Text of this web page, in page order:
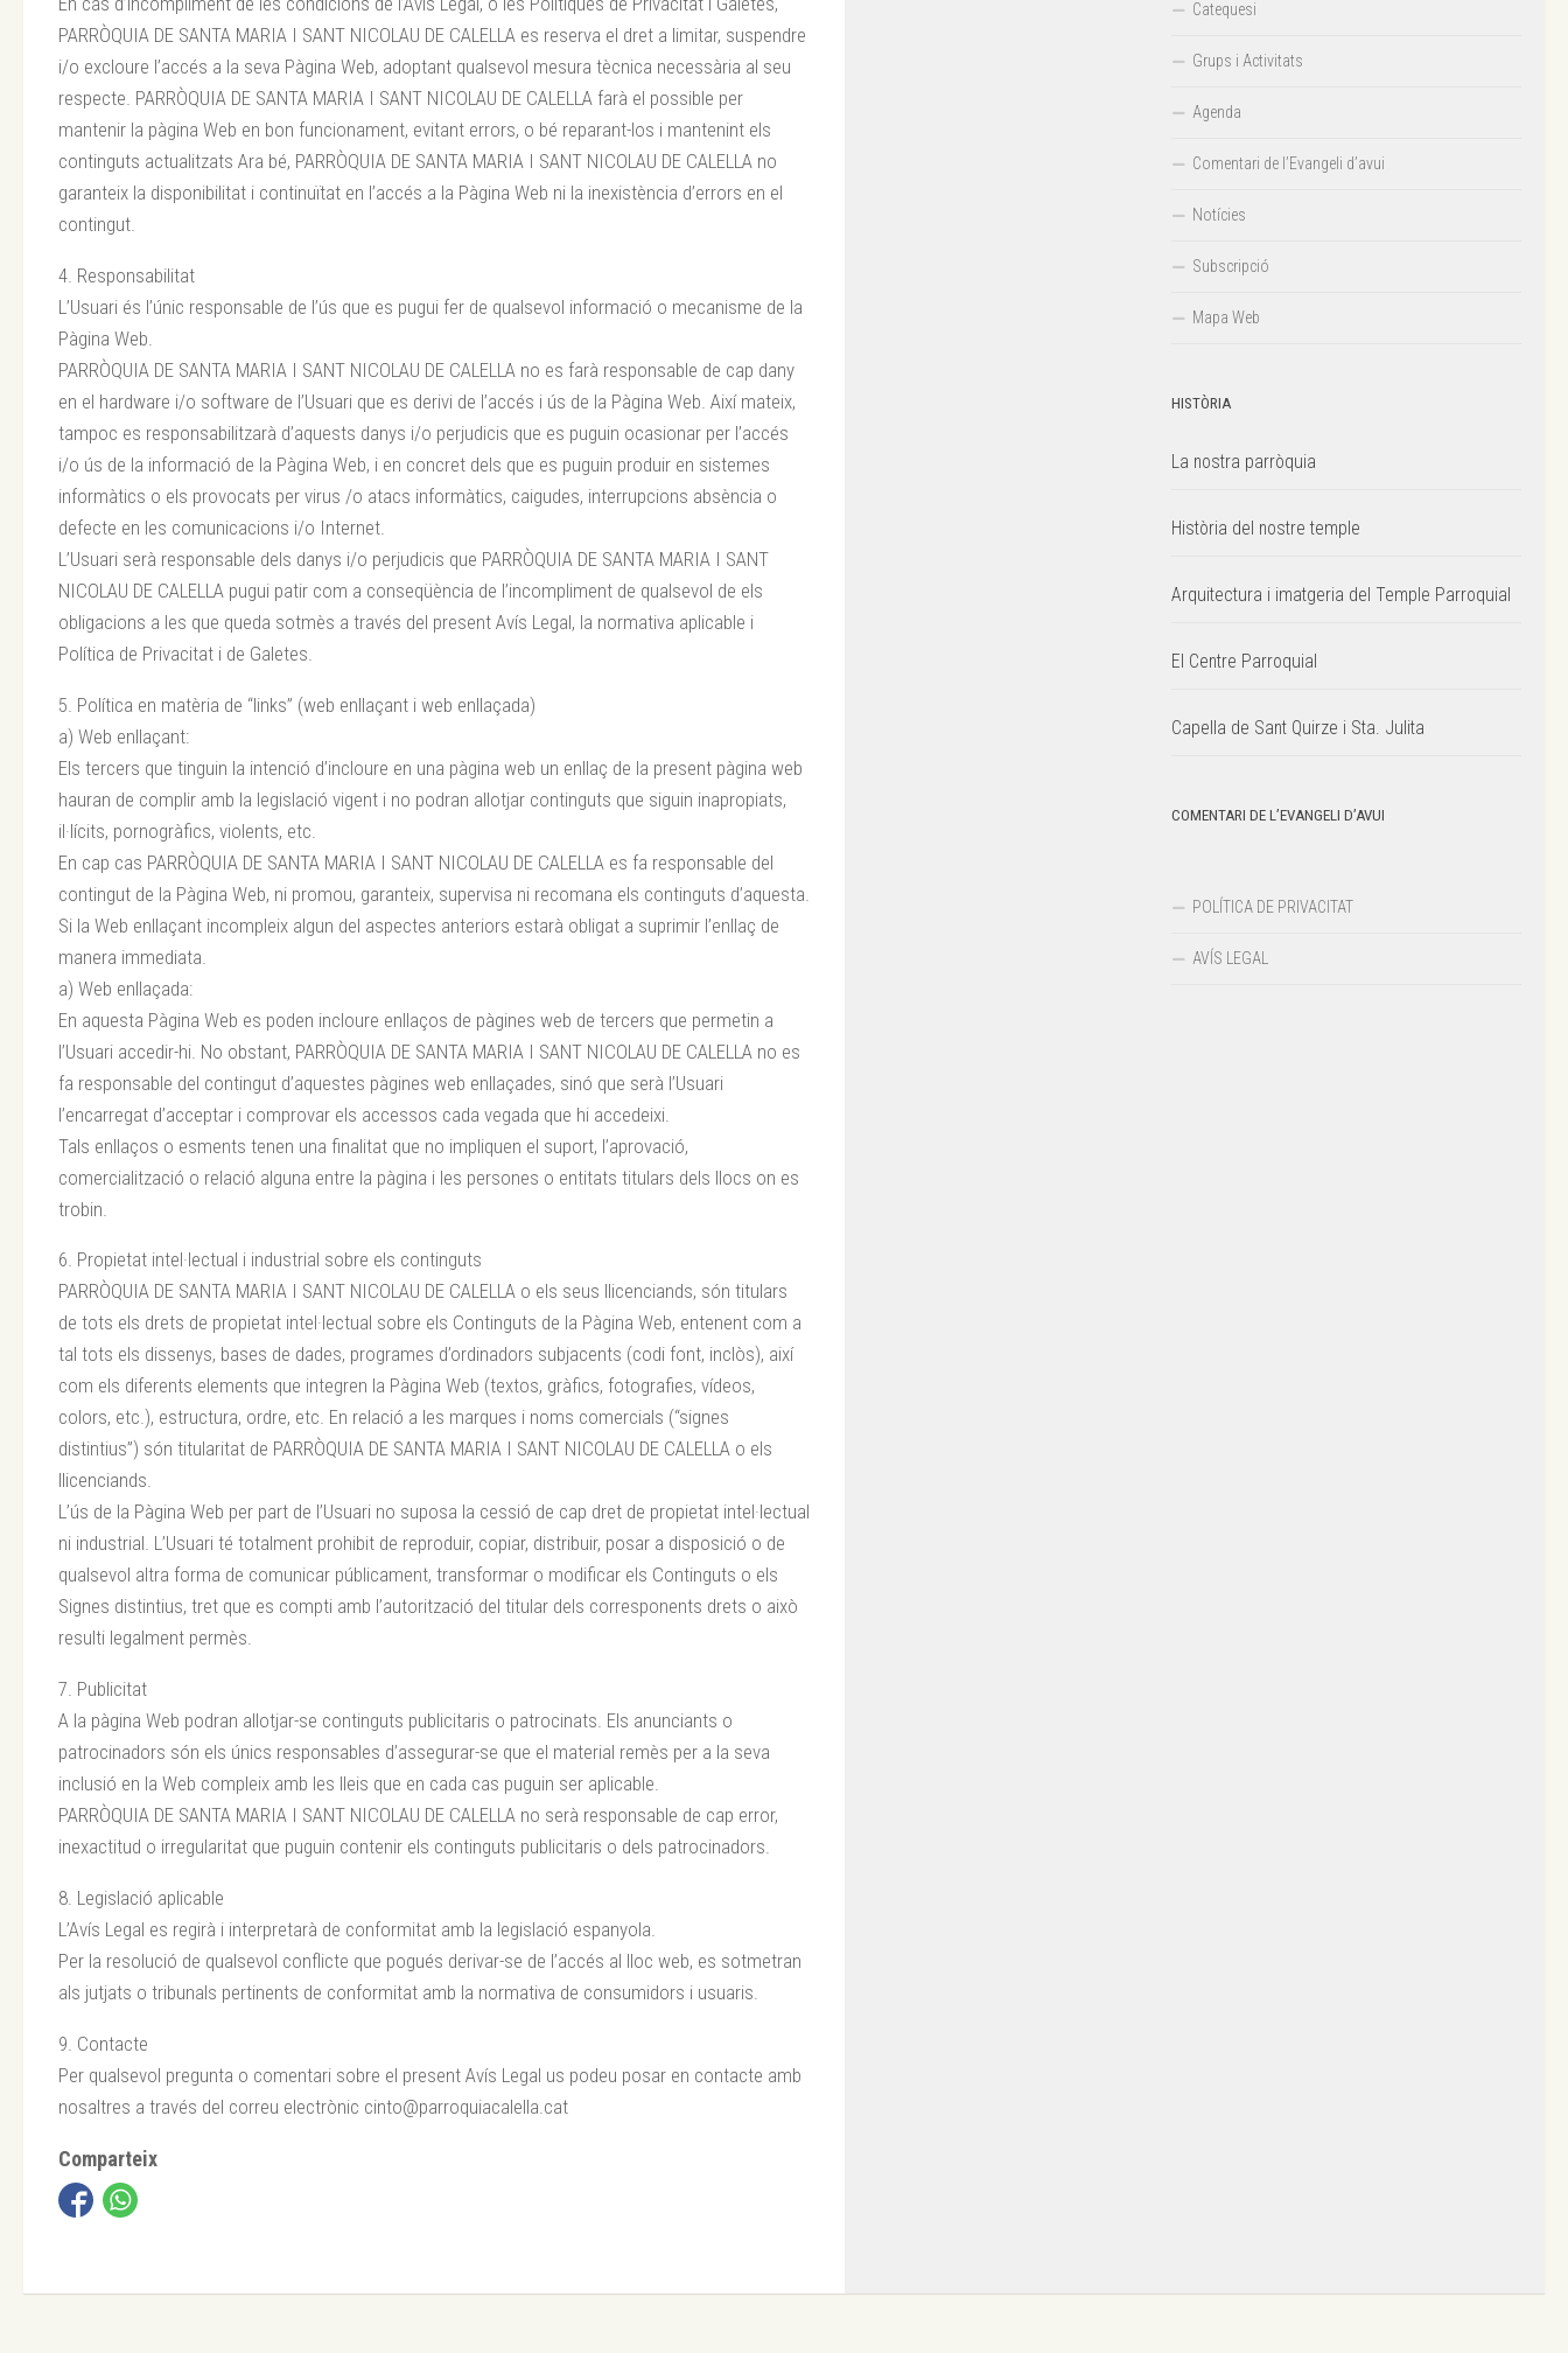
PARRÒQUIA DE SANTA MARIA I SANT NICOLAU DE CALELLA es reserva el dret a limitar, suspendre
i/o excloure l’accés a la seva Pàgina Web, adoptant qualsevol mesura tècnica necessària al seu
respecte. PARRÒQUIA DE SANTA MARIA I SANT NICOLAU DE CALELLA farà el possible per
mantenir la pàgina Web en bon funcionament, evitant errors, o bé reparant-los i mantenint els
continguts actualitzats Ara bé, PARRÒQUIA DE SANTA MARIA I SANT NICOLAU DE CALELLA no
garanteix la disponibilitat i continuïtat en l’accés a la Pàgina Web ni la inexistència d’errors en el
contingut.
4. Responsabilitat
L’Usuari és l’únic responsable de l’ús que es pugui fer de qualsevol informació o mecanisme de la
Pàgina Web.
PARRÒQUIA DE SANTA MARIA I SANT NICOLAU DE CALELLA no es farà responsable de cap dany
en el hardware i/o software de l’Usuari que es derivi de l’accés i ús de la Pàgina Web. Així mateix,
tampoc es responsabilitzarà d’aquests danys i/o perjudicis que es puguin ocasionar per l’accés
i/o ús de la informació de la Pàgina Web, i en concret dels que es puguin produir en sistemes
informàtics o els provocats per virus /o atacs informàtics, caigudes, interrupcions absència o
defecte en les comunicacions i/o Internet.
L’Usuari serà responsable dels danys i/o perjudicis que PARRÒQUIA DE SANTA MARIA I SANT
NICOLAU DE CALELLA pugui patir com a conseqüència de l’incompliment de qualsevol de els
obligacions a les que queda sotmès a través del present Avís Legal, la normativa aplicable i
Política de Privacitat i de Galetes.
5. Política en matèria de “links” (web enllaçant i web enllaçada)
a) Web enllaçant:
Els tercers que tinguin la intenció d’incloure en una pàgina web un enllaç de la present pàgina web
hauran de complir amb la legislació vigent i no podran allotjar continguts que siguin inapropiats,
il·lícits, pornogràfics, violents, etc.
En cap cas PARRÒQUIA DE SANTA MARIA I SANT NICOLAU DE CALELLA es fa responsable del
contingut de la Pàgina Web, ni promou, garanteix, supervisa ni recomana els continguts d’aquesta.
Si la Web enllaçant incompleix algun del aspectes anteriors estarà obligat a suprimir l’enllaç de
manera immediata.
a) Web enllaçada:
En aquesta Pàgina Web es poden incloure enllaços de pàgines web de tercers que permetin a
l’Usuari accedir-hi. No obstant, PARRÒQUIA DE SANTA MARIA I SANT NICOLAU DE CALELLA no es
fa responsable del contingut d’aquestes pàgines web enllaçades, sinó que serà l’Usuari
l’encarregat d’acceptar i comprovar els accessos cada vegada que hi accedeixi.
Tals enllaços o esments tenen una finalitat que no impliquen el suport, l’aprovació,
comercialització o relació alguna entre la pàgina i les persones o entitats titulars dels llocs on es
trobin.
6. Propietat intel·lectual i industrial sobre els continguts
PARRÒQUIA DE SANTA MARIA I SANT NICOLAU DE CALELLA o els seus llicenciands, són titulars
de tots els drets de propietat intel·lectual sobre els Continguts de la Pàgina Web, entenent com a
tal tots els dissenys, bases de dades, programes d’ordinadors subjacents (codi font, inclòs), així
com els diferents elements que integren la Pàgina Web (textos, gràfics, fotografies, vídeos,
colors, etc.), estructura, ordre, etc. En relació a les marques i noms comercials (“signes
distintius”) són titularitat de PARRÒQUIA DE SANTA MARIA I SANT NICOLAU DE CALELLA o els
llicenciands.
L’ús de la Pàgina Web per part de l’Usuari no suposa la cessió de cap dret de propietat intel·lectual
ni industrial. L’Usuari té totalment prohibit de reproduir, copiar, distribuir, posar a disposició o de
qualsevol altra forma de comunicar públicament, transformar o modificar els Continguts o els
Signes distintius, tret que es compti amb l’autorització del titular dels corresponents drets o això
resulti legalment permès.
7. Publicitat
A la pàgina Web podran allotjar-se continguts publicitaris o patrocinats. Els anunciants o
patrocinadors són els únics responsables d’assegurar-se que el material remès per a la seva
inclusió en la Web compleix amb les lleis que en cada cas puguin ser aplicable.
PARRÒQUIA DE SANTA MARIA I SANT NICOLAU DE CALELLA no serà responsable de cap error,
inexactitud o irregularitat que puguin contenir els continguts publicitaris o dels patrocinadors.
8. Legislació aplicable
L’Avís Legal es regirà i interpretarà de conformitat amb la legislació espanyola.
Per la resolució de qualsevol conflicte que pogués derivar-se de l’accés al lloc web, es sotmetran
als jutjats o tribunals pertinents de conformitat amb la normativa de consumidors i usuaris.
9. Contacte
Per qualsevol pregunta o comentari sobre el present Avís Legal us podeu posar en contacte amb
nosaltres a través del correu electrònic cinto@parroquiacalella.cat
Comparteix
Catequesi
Grups i Activitats
Agenda
Comentari de l’Evangeli d’avui
Notícies
Subscripció
Mapa Web
HISTÒRIA
La nostra parròquia
Història del nostre temple
Arquitectura i imatgeria del Temple Parroquial
El Centre Parroquial
Capella de Sant Quirze i Sta. Julita
COMENTARI DE L’EVANGELI D’AVUI
POLÍTICA DE PRIVACITAT
AVÍS LEGAL